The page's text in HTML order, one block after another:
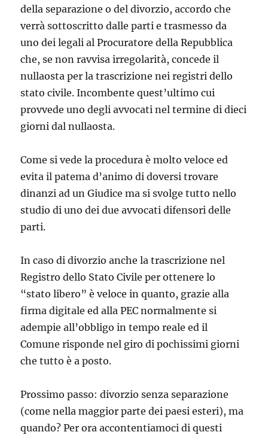
della separazione o del divorzio, accordo che
verrà sottoscritto dalle parti e trasmesso da
uno dei legali al Procuratore della Repubblica
che, se non ravvisa irregolarità, concede il
nullaosta per la trascrizione nei registri dello
stato civile. Incombente quest’ultimo cui
provvede uno degli avvocati nel termine di dieci
giorni dal nullaosta.
Come si vede la procedura è molto veloce ed
evita il patema d’animo di doversi trovare
dinanzi ad un Giudice ma si svolge tutto nello
studio di uno dei due avvocati difensori delle
parti.
In caso di divorzio anche la trascrizione nel
Registro dello Stato Civile per ottenere lo
“stato libero” è veloce in quanto, grazie alla
firma digitale ed alla PEC normalmente si
adempie all’obbligo in tempo reale ed il
Comune risponde nel giro di pochissimi giorni
che tutto è a posto.
Prossimo passo: divorzio senza separazione
(come nella maggior parte dei paesi esteri), ma
quando? Per ora accontentiamoci di questi